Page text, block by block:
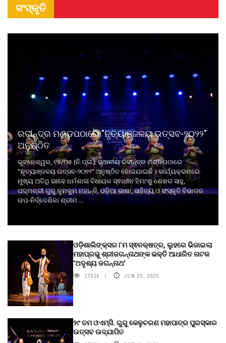
ସଂସ୍କୃତି
ରବୀନ୍ଦ୍ର ମଣ୍ଡପଠାରେ "ନୃତ୍ୟାଞ୍ଜଳୟ ଉତ୍ସବ-୨୦୨୨"
ଅନୁଷ୍ଠିତ
ଭୁବନେଶ୍ୱର, ୧୫/୦୫ (ନି.ପ୍ର.): ସ୍ଥାନୀୟ ରବୀନ୍ଦ୍ର ମଣ୍ଡପଠାରେ
"ନୃତ୍ୟାଞ୍ଜଳୟ ଉତ୍ସବ-୨୦୨୨" ଅନୁଷ୍ଠିତ ହୋଇଯାଇଛି । କାର୍ଯ୍ୟକ୍ରମରେ
ମୁଖ୍ୟ ଅତିଥି ଭାବେ ଧର୍ମଶାଳା ବିଧାୟକ ସ୍ଵାଧୀନ ହିମାଂଶୁ ଶେଖର ସାହୁ,
ପଦ୍ମଶ୍ରୀ ଗୁରୁ କୁମକୁମ ମହାନ୍ତି, ଓଡ଼ିଆ ଭାଷା, ସାହିତ୍ୟ ଓ ସଂସ୍କୃତି ବିଭାଗର
ଉପ-ନିର୍ଦ୍ଦେଶିକା ଶ୍ରୀମ ...
ଓଡ଼ିଶାଲିଙ୍କ୍ସର ୮ମ ସ୍ଵନକ୍ଷତ୍ର, ଲୁହରେ ଭିଜାଇଲା
ମହାପ୍ରଭୁ ଶ୍ରୀଜଗନ୍ନାଥଙ୍କ ଭକ୍ତି ଆଧାରିତ ନାଟକ
‘ଅଦୃଶ୍ୟ ଜଗନ୍ନାଥ‘
17015 JUN 25, 2025
୨୯ ତମ ଓଏମ୍‌ସି. ଗୁରୁ କେଳୁଚରଣ ମହାପାତ୍ର ପୁରସ୍କାର
ଉତ୍ସବ ଉଦ୍‍ଯାପିତ